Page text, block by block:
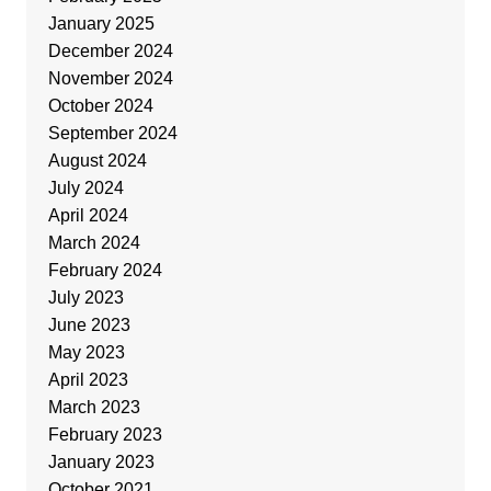
January 2025
December 2024
November 2024
October 2024
September 2024
August 2024
July 2024
April 2024
March 2024
February 2024
July 2023
June 2023
May 2023
April 2023
March 2023
February 2023
January 2023